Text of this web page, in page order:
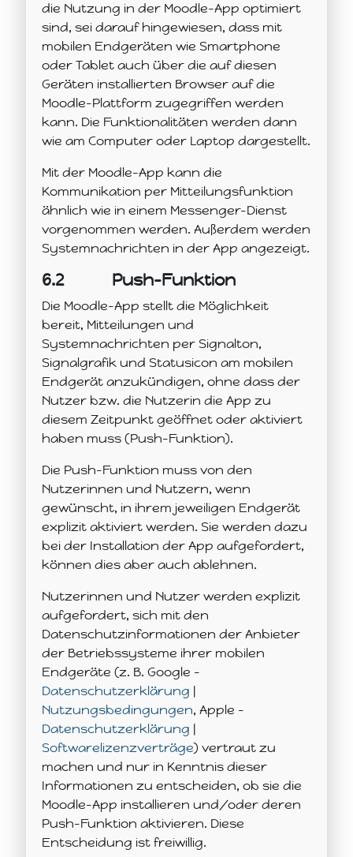
die Nutzung in der Moodle-App optimiert
sind, sei darauf hingewiesen, dass mit
mobilen Endgeräten wie Smartphone
oder Tablet auch über die auf diesen
Geräten installierten Browser auf die
Moodle-Plattform zugegriffen werden
kann. Die Funktionalitäten werden dann
wie am Computer oder Laptop dargestellt.
Mit der Moodle-App kann die
Kommunikation per Mitteilungsfunktion
ähnlich wie in einem Messenger-Dienst
vorgenommen werden. Außerdem werden
Systemnachrichten in der App angezeigt.
6.2 Push-Funktion
Die Moodle-App stellt die Möglichkeit
bereit, Mitteilungen und
Systemnachrichten per Signalton,
Signalgrafik und Statusicon am mobilen
Endgerät anzukündigen, ohne dass der
Nutzer bzw. die Nutzerin die App zu
diesem Zeitpunkt geöffnet oder aktiviert
haben muss (Push-Funktion).
Die Push-Funktion muss von den
Nutzerinnen und Nutzern, wenn
gewünscht, in ihrem jeweiligen Endgerät
explizit aktiviert werden. Sie werden dazu
bei der Installation der App aufgefordert,
können dies aber auch ablehnen.
Nutzerinnen und Nutzer werden explizit
aufgefordert, sich mit den
Datenschutzinformationen der Anbieter
der Betriebssysteme ihrer mobilen
Endgeräte (z. B. Google –
Datenschutzerklärung |
Nutzungsbedingungen, Apple –
Datenschutzerklärung |
Softwarelizenzverträge) vertraut zu
machen und nur in Kenntnis dieser
Informationen zu entscheiden, ob sie die
Moodle-App installieren und/oder deren
Push-Funktion aktivieren. Diese
Entscheidung ist freiwillig.